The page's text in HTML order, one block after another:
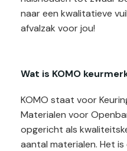
naar een kwalitatieve
afvalzak voor jou!
Wat is KOMO
KOMO staat voor
Materialen voor
opgericht als
aantal materialen. Het